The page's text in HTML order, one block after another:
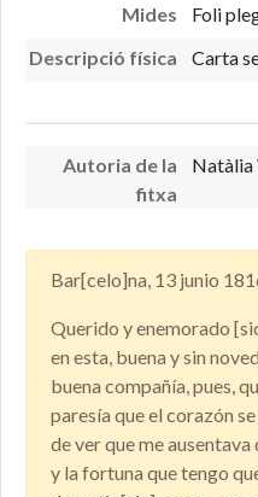
Mides
Foli
Descripció física
Carta
Autoria de la
fitxa
Natàlia
Bar[celo]na, 13 junio
Querido y enemorado
en esta, buena y sin
buena compañía, pues,
paresía que el corazón
de ver que me
y la fortuna que tengo